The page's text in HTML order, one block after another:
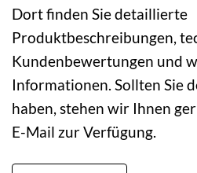
Dort finden Sie detaillierte
Produktbeschreibungen,
Kundenbewertungen und
Informationen. Sollten Sie
haben, stehen wir Ihnen
E-Mail zur Verfügung.